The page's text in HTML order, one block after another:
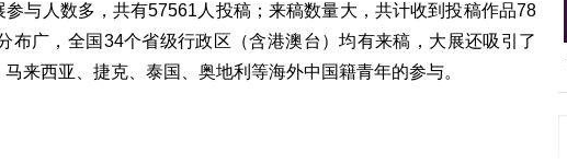
参与人数多，共有57561人投稿；来稿数量大，共计收到投稿作品78
布广，全国34个省级行政区（含港澳台）均有来稿，大展还吸引了
来西亚、捷克、泰国、奥地利等海外中国籍青年的参与。